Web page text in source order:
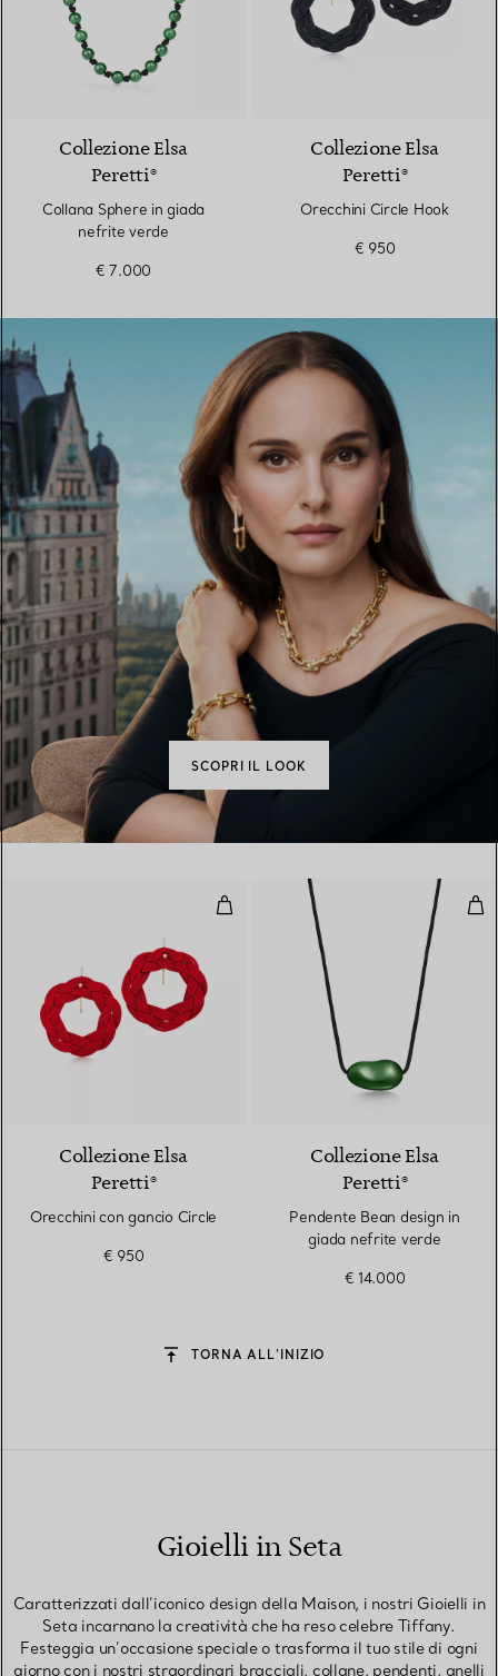
Collezione Elsa
Peretti®
Collana Sphere in giada
nefrite verde
€ 7.000
Collezione Elsa
Peretti®
Orecchini Circle Hook
€ 950
SCOPRI IL LOOK
Orecchini con gancio Circle
Collezione Elsa
Peretti®
Orecchini con gancio Circle
€ 950
Collezione Elsa
Peretti®
Pendente Bean design in
giada nefrite verde
€ 14.000
TORNA ALL’INIZIO
Gioielli in Seta
Caratterizzati dall’iconico design della Maison, i nostri Gioielli in
Seta incarnano la creatività che ha reso celebre Tiffany.
Festeggia un’occasione speciale o trasforma il tuo stile di ogni
giorno con i nostri straordinari bracciali, collane, pendenti, anelli